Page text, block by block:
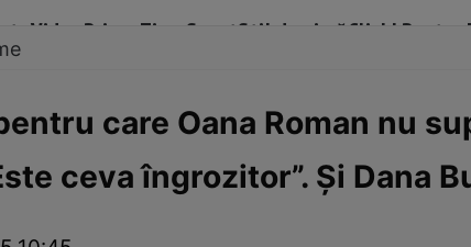
Video Prime Time SportStil de viațăClick! Pentru
România Chefi la cuțiteEurovison
care Oana Roman nu
ceva îngrozitor”. Și Dana